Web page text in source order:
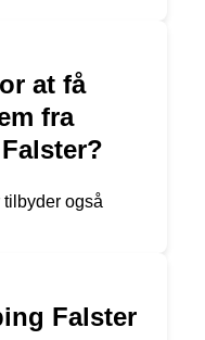
at få
fra
også
Falster